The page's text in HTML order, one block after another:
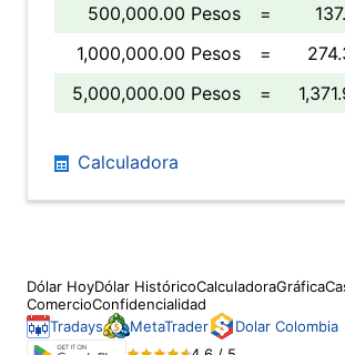
500,000.00 Pesos
=
1,000,000.00 Pesos
=
5,000,000.00 Pesos
=
Calculadora
Dólar HoyDólar HistóricoCalculadoraGráfica
ComercioConfidencialidad
Tradays
MetaTrader
Dolar Colombia